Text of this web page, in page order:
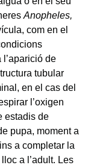
Anopheles,
com en el
de
tubular
en el cas del
l’oxigen
estadis de
pupa, moment a
a completar la
a l’adult. Les